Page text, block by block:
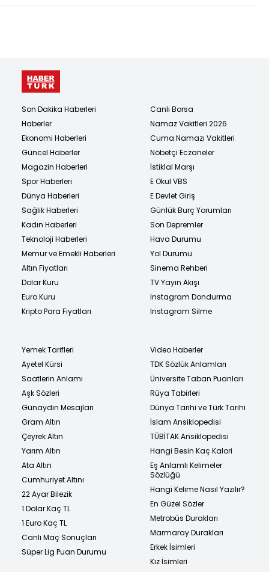
Son Dakika Haberleri
Haberler
Ekonomi Haberleri
Güncel Haberler
Magazin Haberleri
Spor Haberleri
Dünya Haberleri
Sağlık Haberleri
Kadın Haberleri
Teknoloji Haberleri
Memur ve Emekli Haberleri
Altın Fiyatları
Dolar Kuru
Euro Kuru
Kripto Para Fiyatları
Canlı Borsa
Namaz Vakitleri 2026
Cuma Namazı Vakitleri
Nöbetçi Eczaneler
İstiklal Marşı
E Okul VBS
E Devlet Giriş
Günlük Burç Yorumları
Son Depremler
Hava Durumu
Yol Durumu
Sinema Rehberi
TV Yayın Akışı
Instagram Dondurma
Instagram Silme
Yemek Tarifleri
Ayetel Kürsi
Saatlerin Anlamı
Aşk Sözleri
Günaydın Mesajları
Gram Altın
Çeyrek Altın
Yarım Altın
Ata Altın
Cumhuriyet Altını
22 Ayar Bilezik
1 Dolar Kaç TL
1 Euro Kaç TL
Canlı Maç Sonuçları
Süper Lig Puan Durumu
Video Haberler
TDK Sözlük Anlamları
Üniversite Taban Puanları
Rüya Tabirleri
Dünya Tarihi ve Türk Tarihi
İslam Ansiklopedisi
TÜBİTAK Ansiklopedisi
Hangi Besin Kaç Kalori
Eş Anlamlı Kelimeler
Sözlüğü
Hangi Kelime Nasıl Yazılır?
En Güzel Sözler
Metrobüs Durakları
Marmaray Durakları
Erkek İsimleri
Kız İsimleri